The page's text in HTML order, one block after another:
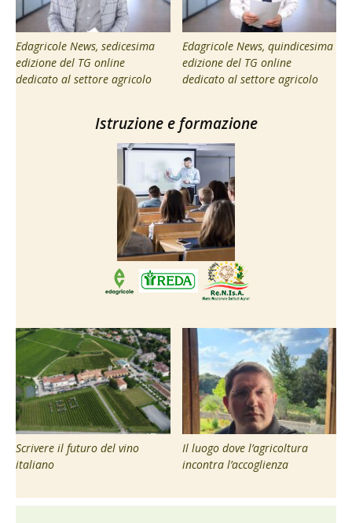
Edagricole News, sedicesima
edizione del TG online
dedicato al settore agricolo
Edagricole News, quindicesima
edizione del TG online
dedicato al settore agricolo
Istruzione e formazione
Scrivere il futuro del vino
italiano
Il luogo dove l’agricoltura
incontra l’accoglienza